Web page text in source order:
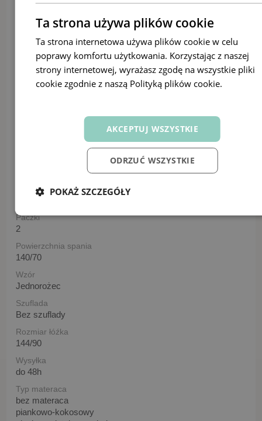
Wysokość
Wysokość frontu
61 cm
Wysokość frontu szuflady
15 cm
Maksymalne obciążenie szuflady
Materac
Paczki
2
Powierzchnia spania
140/70
Wzór
Jednorożec
Szuflada
Bez szuflady
Rozmiar łóźka
144/90
Wysyłka
do 48h
Typ materaca
bez materaca
piankowo-kokosowy
Ta strona używa plików cookie
Ta strona internetowa używa plików cookie w celu
poprawy komfortu użytkowania. Korzystając z naszej
strony internetowej, wyrażasz zgodę na wszystkie pliki
cookie zgodnie z naszą Polityką plików cookie.
AKCEPTUJ WSZYSTKIE
ODRZUĆ WSZYSTKIE
POKAŻ SZCZEGÓŁY